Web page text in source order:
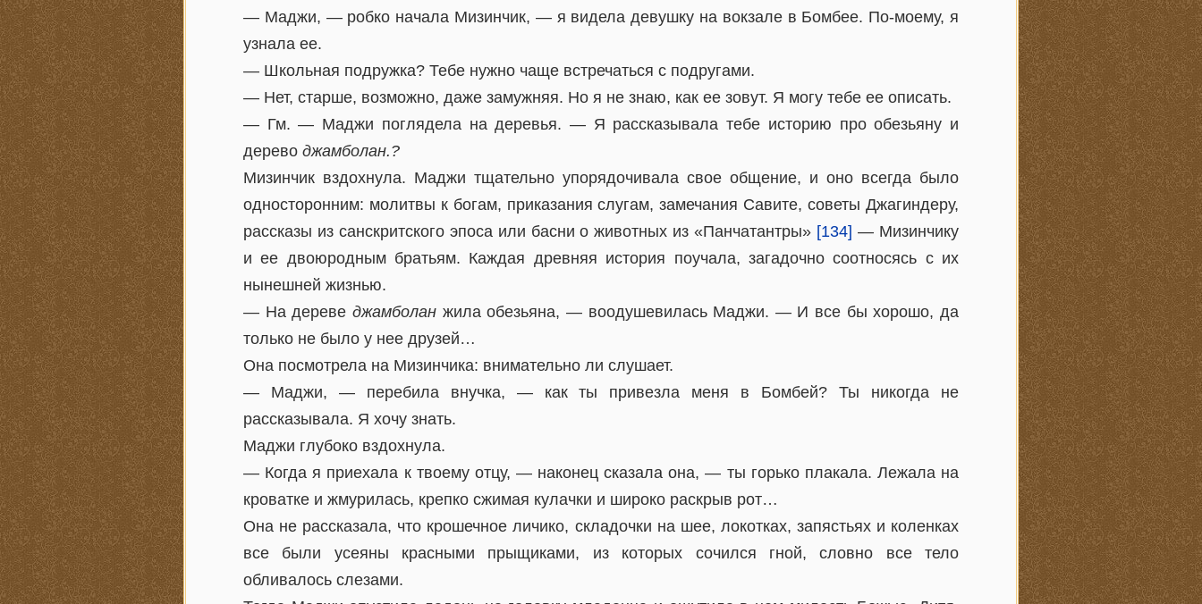
— Маджи, — робко начала Мизинчик, — я видела девушку на вокзале в Бомбее. По-моему, я
узнала ее.
— Школьная подружка? Тебе нужно чаще встречаться с подругами.
— Нет, старше, возможно, даже замужняя. Но я не знаю, как ее зовут. Я могу тебе ее описать.
— Гм. — Маджи поглядела на деревья. — Я рассказывала тебе историю про обезьяну и
дерево джамболан.?
Мизинчик вздохнула. Маджи тщательно упорядочивала свое общение, и оно всегда было
односторонним: молитвы к богам, приказания слугам, замечания Савите, советы Джагиндеру,
рассказы из санскритского эпоса или басни о животных из «Панчатантры» [134] — Мизинчику
и ее двоюродным братьям. Каждая древняя история поучала, загадочно соотносясь с их
нынешней жизнью.
— На дереве джамболанжила обезьяна, — воодушевилась Маджи. — И все бы хорошо, да
только не было у нее друзей…
Она посмотрела на Мизинчика: внимательно ли слушает.
— Маджи, — перебила внучка, — как ты привезла меня в Бомбей? Ты никогда не
рассказывала. Я хочу знать.
Маджи глубоко вздохнула.
— Когда я приехала к твоему отцу, — наконец сказала она, — ты горько плакала. Лежала на
кроватке и жмурилась, крепко сжимая кулачки и широко раскрыв рот…
Она не рассказала, что крошечное личико, складочки на шее, локотках, запястьях и коленках
все были усеяны красными прыщиками, из которых сочился гной, словно все тело
обливалось слезами.